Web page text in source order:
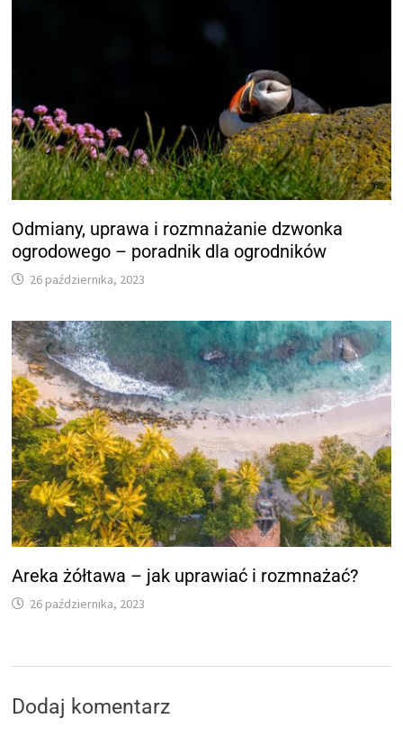
Odmiany, uprawa i rozmnażanie dzwonka
ogrodowego – poradnik dla ogrodników
26 października, 2023
Areka żółtawa – jak uprawiać i rozmnażać?
26 października, 2023
Dodaj komentarz